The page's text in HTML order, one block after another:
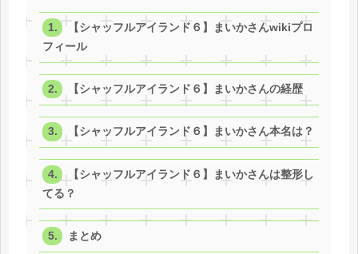
【シャッフルアイランド６】まいかさんwikiプロ
フィール
【シャッフルアイランド６】まいかさんの経歴
【シャッフルアイランド６】まいかさん本名は？
【シャッフルアイランド６】まいかさんは整形し
てる？
まとめ